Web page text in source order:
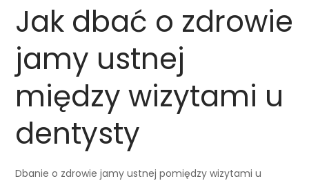
Jak dbać o zdrowie
jamy ustnej
między wizytami u
dentysty
Dbanie o zdrowie jamy ustnej pomiędzy wizytami u